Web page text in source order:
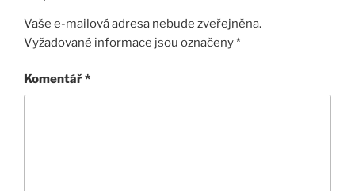
Vaše e-mailová adresa nebude zveřejněna.
Vyžadované informace jsou označeny*
Komentář*